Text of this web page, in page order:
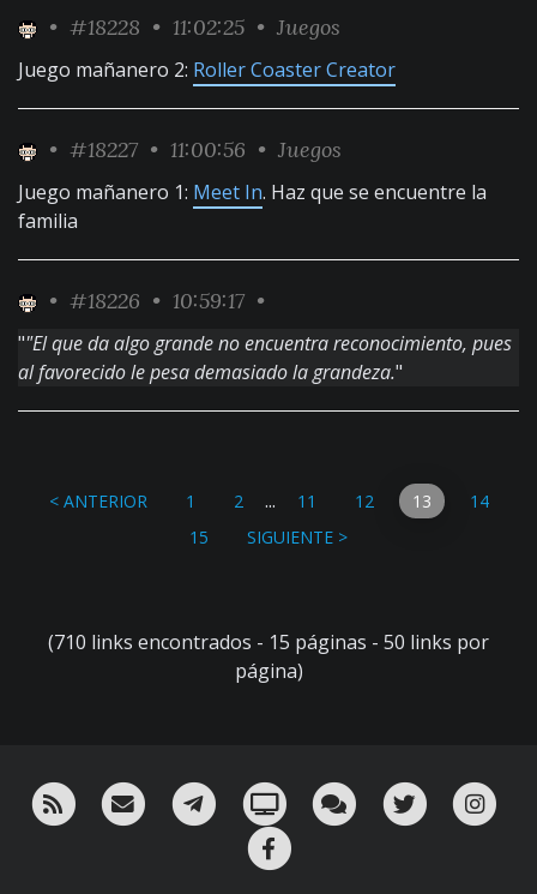
• #18228 • 11:02:25 • Juegos
Juego mañanero 2: Roller Coaster Creator
• #18227 • 11:00:56 • Juegos
Juego mañanero 1: Meet In. Haz que se encuentre la
familia
• #18226 • 10:59:17 •
""El que da algo grande no encuentra reconocimiento, pues
al favorecido le pesa demasiado la grandeza."
< ANTERIOR 1 2 ... 11 12 13
14
15
SIGUIENTE >
(710 links encontrados - 15 páginas - 50 links por
página)
RSS ¡Mándame un email!¡Nuestro canal en Telegram!
Oink! TV Charla con nosotros
Twitter